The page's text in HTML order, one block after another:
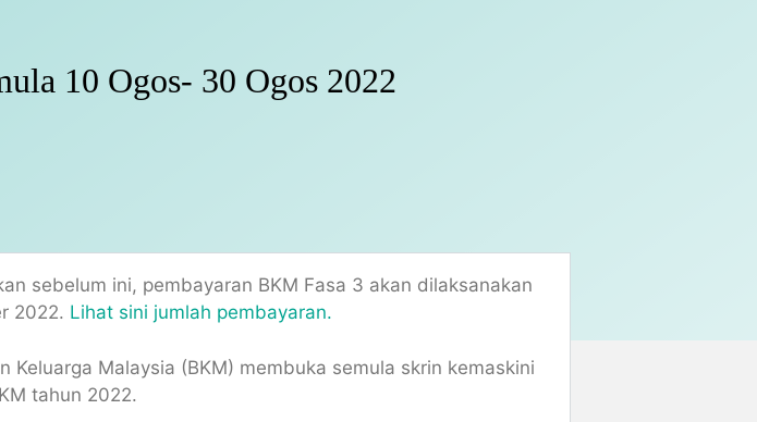
10 Ogos- 30 Ogos 2022
sebelum ini, pembayaran BKM Fasa 3 akan dilaksanakan
2022. Lihat sini jumlah pembayaran.
Keluarga Malaysia (BKM) membuka semula skrin kemaskini
tahun 2022.